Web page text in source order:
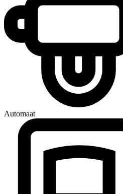
Automaat